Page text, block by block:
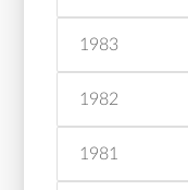
1983
1982
1981